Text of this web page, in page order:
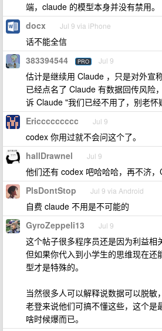
端，claude 的模型本身并没有禁用。
docx Jul 9 via iPhone
话不能全信
383394544 PRO Jul 9
估计是继续用 Claude ，只是对外宣
已经点名了 Claude 有数据回传风险
诉 Claude "我们已经不用了，别老怀
Ericcccccccc Jul 9
codex 你用过就不会问这个了。
hallDrawnel Jul 9
他们还有 codex 吧哈哈哈，再不济
PlsDontStop Jul 9 via Android
自费 claude 不用是不可能的
GyroZeppeli13 Jul 9
这个帖子很多程序员还是因为利益相
但如果你代入到小学生的思维现在还
型才是特殊的。
当然很多人可以解释说数据可以脱敏
老登来说他们可搞不懂这些，这个是
啥时候爆而已。